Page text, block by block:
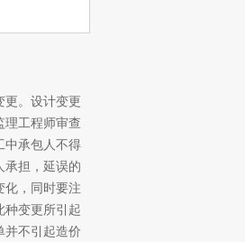
。设计变更
理工程师审查
中承包人不得
承担，延误的
化，同时要注
种变更所引起
并不引起造价